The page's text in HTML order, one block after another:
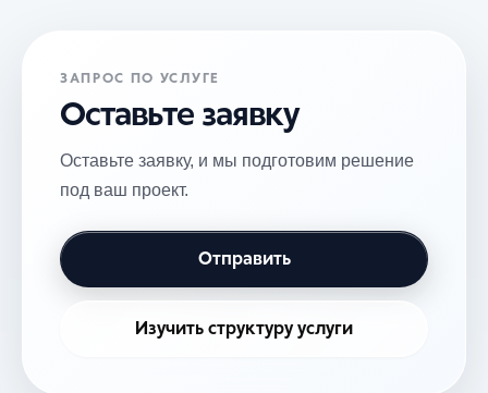
ЗАПРОС ПО УСЛУГЕ
Оставьте заявку
Оставьте заявку, и мы подготовим решение
под ваш проект.
Отправить
Изучить структуру услуги